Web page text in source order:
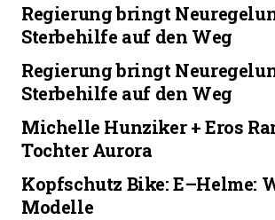
Regierung bringt
Sterbehilfe auf den Weg
Regierung bringt
Sterbehilfe auf den Weg
Michelle Hunziker + Eros
Tochter Aurora
Kopfschutz Bike: E–Helme:
Modelle